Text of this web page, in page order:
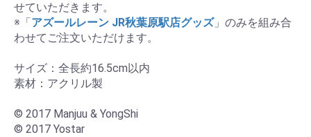
せていただきます。
※「アズールレーン JR秋葉原駅店グッズ」のみを組み合
わせてご注文いただけます。
サイズ：全長約16.5cm以内
素材：アクリル製
© 2017 Manjuu & YongShi
© 2017 Yostar